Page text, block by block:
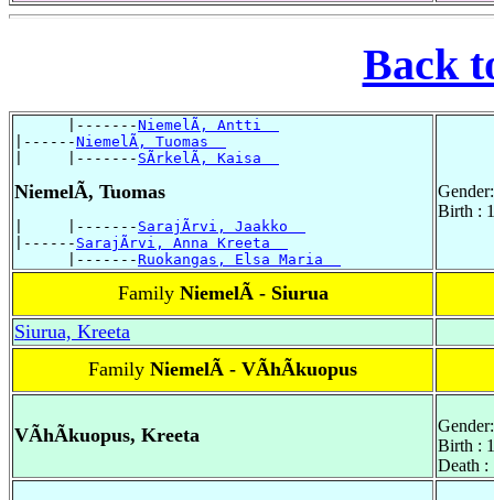
Back
      |-------
NiemelÃ, Antti
|------NiemelÃ, Tuomas
|     |------- SÃrkelÃ, Kaisa
NiemelÃ, Tuomas
|     |------- SarajÃrvi, Jaakko
|------ SarajÃrvi, Anna Kreeta
      |-------
Ruokangas, Elsa Maria
Birth :
Family NiemelÃ - Siurua
Siurua, Kreeta
Family NiemelÃ - VÃhÃkuopus
VÃhÃkuopus, Kreeta
Birth :
Death :